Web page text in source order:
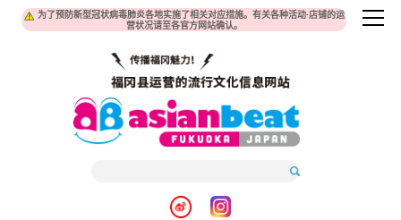
为了预防新型冠状病毒肺炎各地实施了相关对应措施。有关各种活动·店铺的运
营状况请至各官方网站确认。